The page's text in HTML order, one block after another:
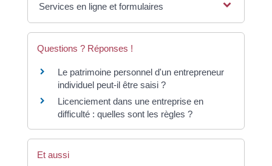
Services en ligne et formulaires
Questions ? Réponses !
Le patrimoine personnel d'un entrepreneur
individuel peut-il être saisi ?
Licenciement dans une entreprise en
difficulté : quelles sont les règles ?
Et aussi